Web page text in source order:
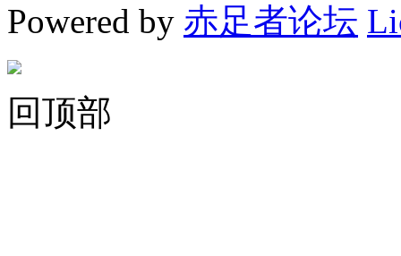
Powered by 赤足者论坛
回顶部